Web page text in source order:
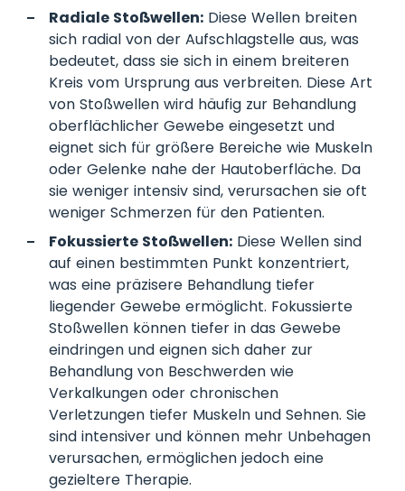
Radiale Stoßwellen: Diese Wellen breiten
sich radial von der Aufschlagstelle aus, was
bedeutet, dass sie sich in einem breiteren
Kreis vom Ursprung aus verbreiten. Diese Art
von Stoßwellen wird häufig zur Behandlung
oberflächlicher Gewebe eingesetzt und
eignet sich für größere Bereiche wie Muskeln
oder Gelenke nahe der Hautoberfläche. Da
sie weniger intensiv sind, verursachen sie oft
weniger Schmerzen für den Patienten.
Fokussierte Stoßwellen: Diese Wellen sind
auf einen bestimmten Punkt konzentriert,
was eine präzisere Behandlung tiefer
liegender Gewebe ermöglicht. Fokussierte
Stoßwellen können tiefer in das Gewebe
eindringen und eignen sich daher zur
Behandlung von Beschwerden wie
Verkalkungen oder chronischen
Verletzungen tiefer Muskeln und Sehnen. Sie
sind intensiver und können mehr Unbehagen
verursachen, ermöglichen jedoch eine
gezieltere Therapie.